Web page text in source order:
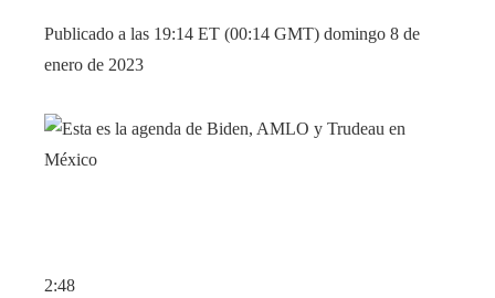
Publicado a las 19:14 ET (00:14 GMT) domingo 8 de
enero de 2023
2:48